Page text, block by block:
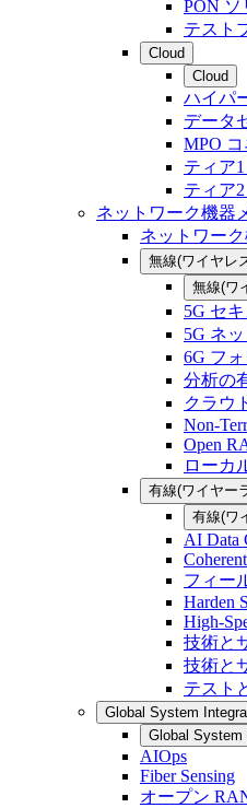
PON ソ
テスト
Cloud
Cloud
ハイパ
データ
MPO
ティア
ティア
ネットワーク機器
ネットワー
無線(ワイヤレ
無線(ワ
5G セ
5G ネ
6G フ
分析の
クラウ
Non-
Open
ローカ
有線(ワイヤー
有線(ワ
AI Data
フィー
Harden
High-
技術と
技術と
テスト
Global System
Global System
AIOps
Fiber Sensing
オープン